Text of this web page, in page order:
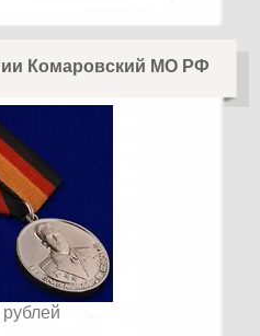
Комаровский МО РФ
рублей